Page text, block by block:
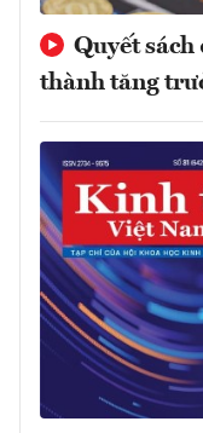
Quyết sách
thành tăng